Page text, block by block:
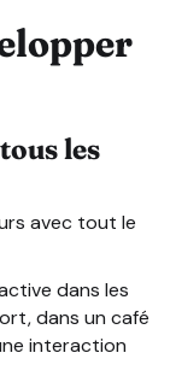
les
avec tout le
dans les
dans un café
interaction